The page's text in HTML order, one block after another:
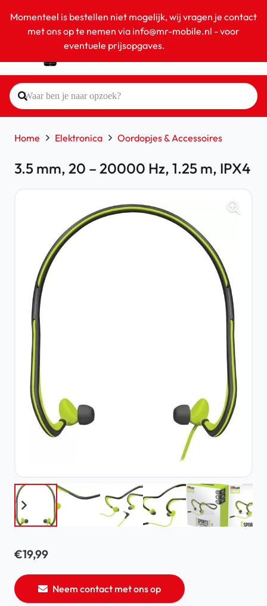
Momenteel is bestellen niet mogelijk, wij vragen je contact
met ons op te nemen via info@mr-mobile.nl - voor
eventuele prijsopgaves.
Home Elektronica Oordopjes & Accessoires
3.5 mm, 20 – 20000 Hz, 1.25 m, IPX4
€19,99
Neem contact met ons op